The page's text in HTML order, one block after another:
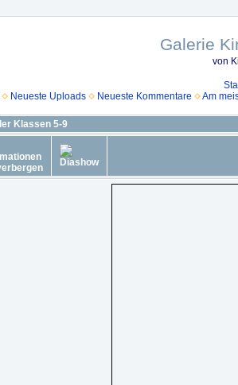
Galerie
von
Neueste Uploads Neueste Kommentare Am
Klassen 5-9